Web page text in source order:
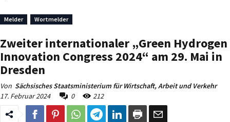
Melder Wortmelder
Zweiter internationaler „Green Hydrogen
Innovation Congress 2024“ am 29. Mai in
Dresden
Von Sächsisches Staatsministerium für Wirtschaft, Arbeit und Verkehr
17. Februar 2024
0 212